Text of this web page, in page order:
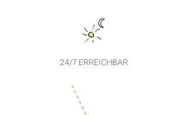
24/7 ERREICHBAR